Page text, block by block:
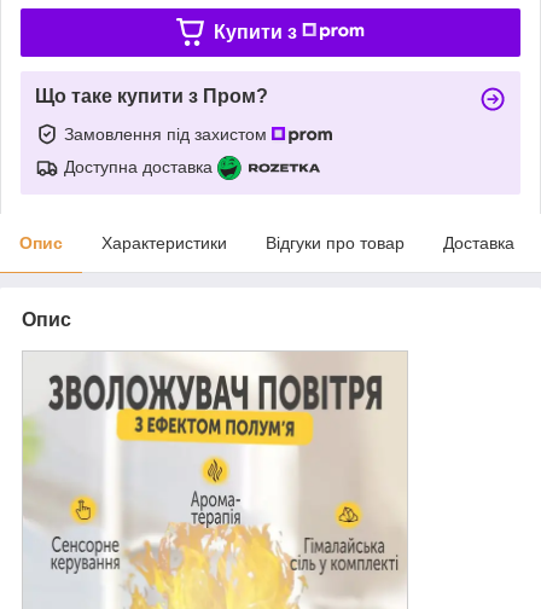
Купити з
Що таке купити з Пром?
Замовлення під захистом
Доступна доставка
Опис Характеристики Відгуки про товар Доставка
Опис